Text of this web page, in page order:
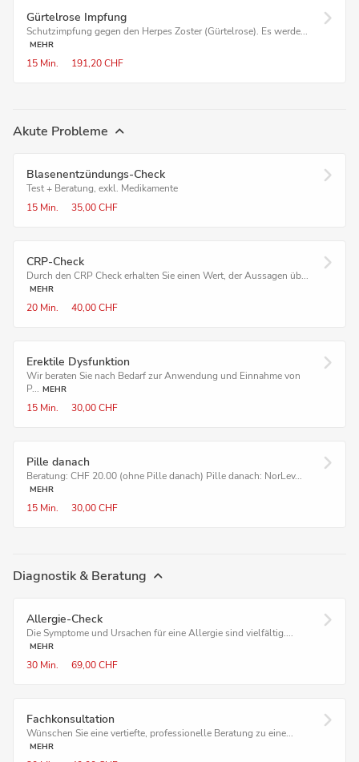
Gürtelrose Impfung
Schutzimpfung gegen den Herpes Zoster (Gürtelrose). Es werde...
MEHR
15 Min. 191,20 CHF
Akute Probleme
Blasenentzündungs-Check
Test + Beratung, exkl. Medikamente
15 Min.
35,00 CHF
CRP-Check
Durch den CRP Check erhalten Sie einen Wert, der Aussagen üb...
MEHR
20 Min. 40,00 CHF
Erektile Dysfunktion
Wir beraten Sie nach Bedarf zur Anwendung und Einnahme von
P... MEHR
15 Min. 30,00 CHF
Pille danach
Beratung: CHF 20.00 (ohne Pille danach) Pille danach: NorLev...
MEHR
15 Min. 30,00 CHF
Diagnostik & Beratung
Allergie-Check
Die Symptome und Ursachen für eine Allergie sind vielfältig....
MEHR
30 Min. 69,00 CHF
Fachkonsultation
Wünschen Sie eine vertiefte, professionelle Beratung zu eine...
MEHR